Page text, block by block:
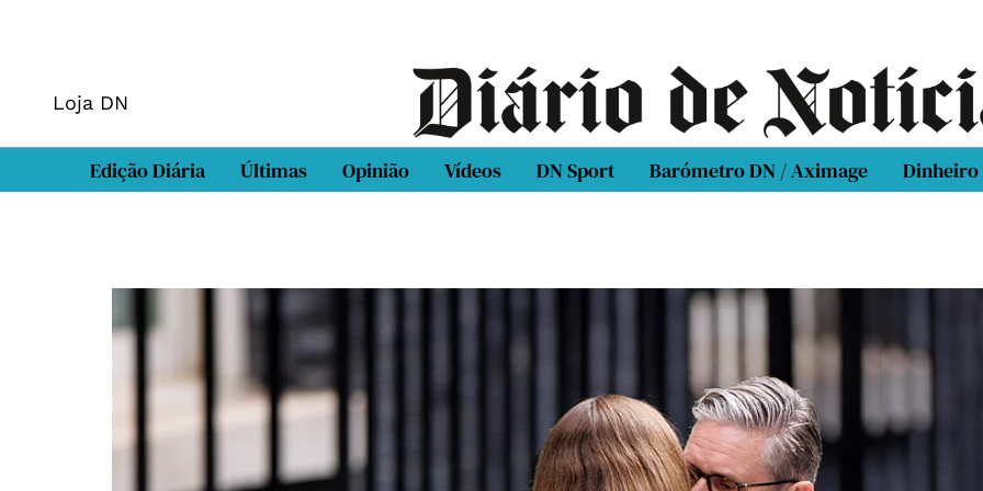
Loja DN
Edição Diária Últimas Opinião Vídeos DN Sport Barómetro DN / Aximage Dinheiro